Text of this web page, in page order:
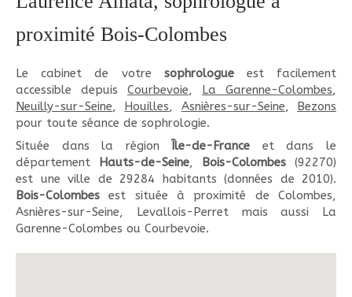
proximité Bois-Colombes
Le cabinet de votre sophrologueest facilement
accessible depuis Courbevoie, La Garenne-Colombes,
Neuilly-sur-Seine, Houilles, Asnières-sur-Seine,
Bezons
pour toute séance de sophrologie.
Située dans la région
Île-de-France et dans le
département
Hauts-de-Seine, Bois-Colombes (92270)
est une ville de 29284 habitants (données de 2010).
Bois-Colombes est située à proximité de Colombes,
Asnières-sur-Seine, Levallois-Perret mais aussi La
Garenne-Colombes ou Courbevoie.